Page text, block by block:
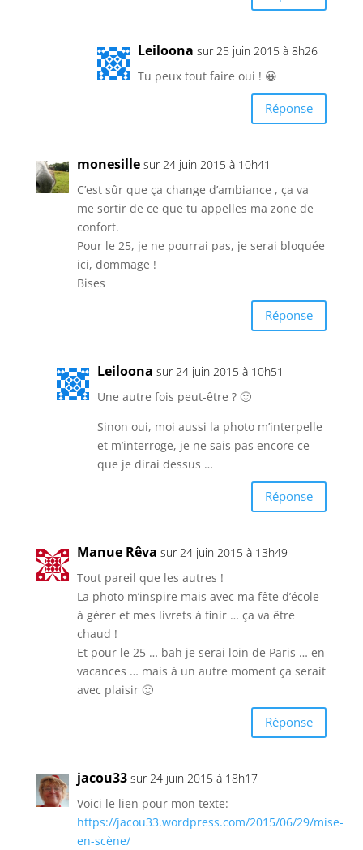
Leiloona sur 25 juin 2015 à 8h26
Tu peux tout faire oui ! 😀
Réponse
monesille sur 24 juin 2015 à 10h41
C’est sûr que ça change d’ambiance , ça va
me sortir de ce que tu appelles ma zone de
confort.
Pour le 25, je ne pourrai pas, je serai bloquée
ici, dommage !
Bises
Réponse
Leiloona sur 24 juin 2015 à 10h51
Une autre fois peut-être ? 🙂
Sinon oui, moi aussi la photo m’interpelle
et m’interroge, je ne sais pas encore ce
que je dirai dessus …
Réponse
Manue Rêva sur 24 juin 2015 à 13h49
Tout pareil que les autres !
La photo m’inspire mais avec ma fête d’école
à gérer et mes livrets à finir … ça va être
chaud !
Et pour le 25 … bah je serai loin de Paris … en
vacances … mais à un autre moment ça serait
avec plaisir 🙂
Réponse
jacou33 sur 24 juin 2015 à 18h17
Voici le lien pour mon texte:
https://jacou33.wordpress.com/2015/06/29/mise-
en-scène/